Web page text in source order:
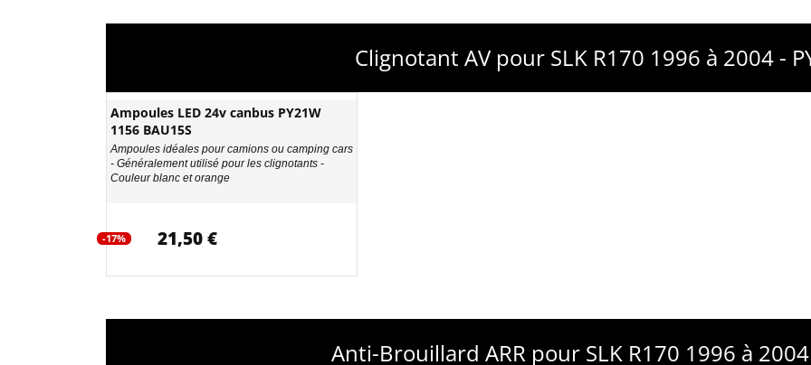
Clignotant AV pour SLK R170 1996 à 2004 -
Ampoules LED 24v canbus PY21W
1156 BAU15S
Ampoules idéales pour camions ou camping cars
- Généralement utilisé pour les clignotants -
Couleur blanc et orange
-17% 21,50 €
Anti-Brouillard ARR pour SLK R170 1996 à